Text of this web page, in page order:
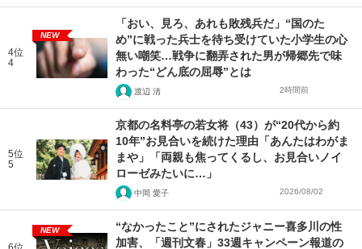
4位
4
NEW
「おい、見ろ、あれも敗残兵だ」“国のた
め”に戦った兵士を待ち受けていた小学生の心
無い嘲笑…戦争に翻弄された男が帰郷先で味
わった“どん底の屈辱”とは
渡辺 清 2時間前
5位
5
京都の名料亭の若女将（43）が“20代から約
10年”お見合いを続けた理由「あんたはわがま
まや」「両親も焦ってくるし、お見合いノイ
ローゼみたいに…」
中岡 愛子 2026/08/02
NEW
“なかったこと”にされたジャニー喜多川の性
加害、「週刊文春」33週キャンペーン報道の